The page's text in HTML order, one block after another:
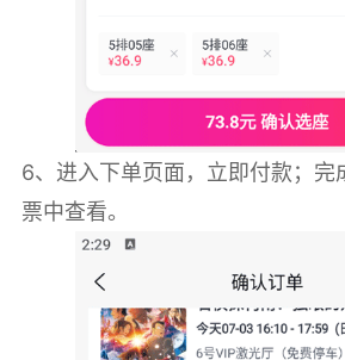
6、进入下单页面，立即付款；完
票中查看。